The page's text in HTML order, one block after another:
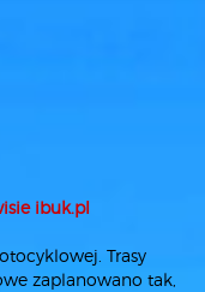
ibuk.pl
Trasy
zaplanowano tak,